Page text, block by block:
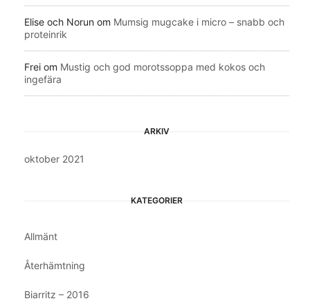
Elise och Norun om Mumsig mugcake i micro – snabb och
proteinrik
Frei om Mustig och god morotssoppa med kokos och
ingefära
ARKIV
oktober 2021
KATEGORIER
Allmänt
Återhämtning
Biarritz – 2016